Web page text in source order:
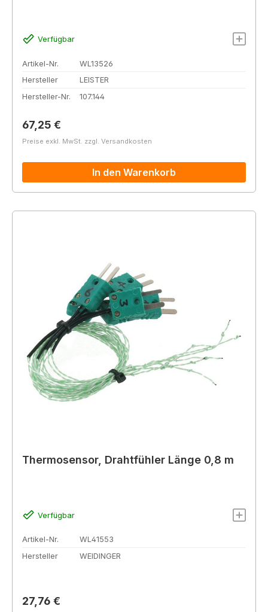
Verfügbar
Artikel-Nr.
WL13526
Hersteller
LEISTER
Hersteller-Nr.
107.144
Regulärer Preis:
67,25 €
Preise exkl. MwSt. zzgl. Versandkosten
In den Warenkorb
Thermosensor, Drahtfühler Länge 0,8 m
Verfügbar
Artikel-Nr.
WL41553
Hersteller
WEIDINGER
Regulärer Preis:
27,76 €